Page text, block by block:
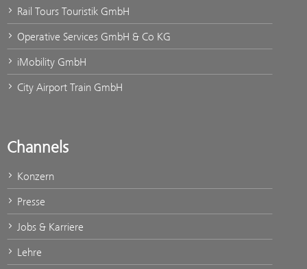
Rail Tours Touristik GmbH
Operative Services GmbH & Co KG
iMobility GmbH
City Airport Train GmbH
Channels
Konzern
Presse
Jobs & Karriere
Lehre